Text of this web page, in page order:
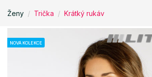
Ženy Trička Krátký rukáv
NOVÁ KOLEKCE